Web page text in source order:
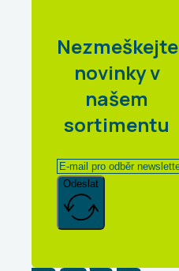
Nezmeškejte
novinky v
našem
sortimentu
Odeslat